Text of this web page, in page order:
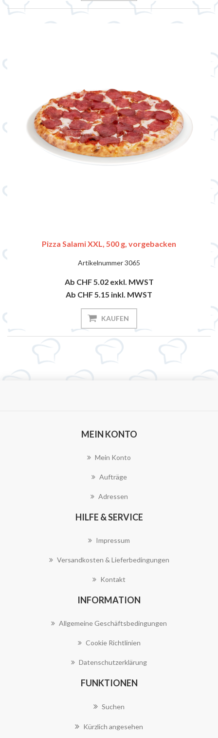
Pizza Salami XXL, 500 g, vorgebacken
Artikelnummer3065
Ab CHF 5.02 exkl. MWST
Ab CHF 5.15 inkl. MWST
KAUFEN
MEIN KONTO
Mein Konto
Aufträge
Adressen
HILFE & SERVICE
Impressum
Versandkosten & Lieferbedingungen
Kontakt
INFORMATION
Allgemeine Geschäftsbedingungen
Cookie Richtlinien
Datenschutzerklärung
FUNKTIONEN
Suchen
Kürzlich angesehen